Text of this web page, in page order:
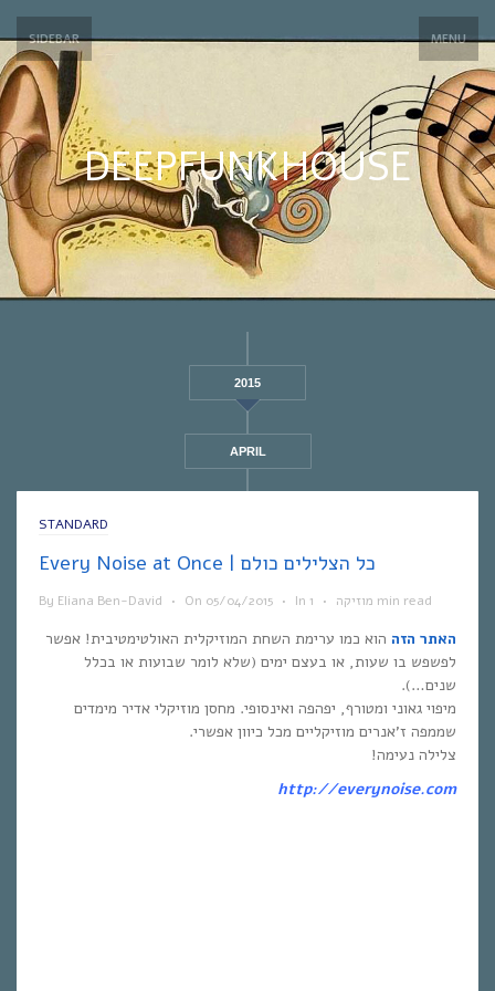
SIDEBAR MENU
DEEPFUNKHOUSE
2015
APRIL
STANDARD
Every Noise at Once | כל הצלילים כולם
By Eliana Ben-David • On 05/04/2015 • In מוזיקה • 1 min read
האתר הזה הוא כמו ערימת השחת המוזיקלית האולטימטיבית! אפשר
לפשפש בו שעות, או בעצם ימים (שלא לומר שבועות או בכלל
שנים…).
מיפוי גאוני ומטורף, יפהפה ואינסופי. מחסן מוזיקלי אדיר מימדים
שממפה ז’אנרים מוזיקליים מכל כיוון אפשרי.
צלילה נעימה!
http://everynoise.com